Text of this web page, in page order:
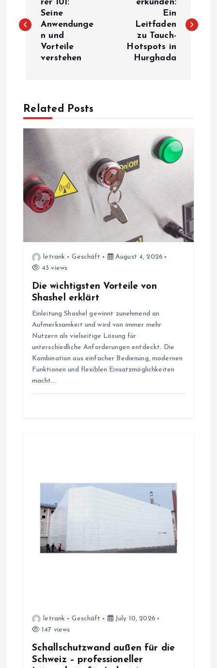
s
a
v
g
a
rer 101:
Seine
Anwendunge
n und
Vorteile
verstehen
erkunden:
Ein
Leitfaden
zu Tauch-
Hotspots in
Hurghada
Related Posts
letrank Geschäft
August 4, 2026
43 views
Die wichtigsten Vorteile von
Shashel erklärt
Einleitung Shashel gewinnt zunehmend an
Aufmerksamkeit und wird von immer mehr
Nutzern als vielseitige Lösung für
unterschiedliche Anforderungen entdeckt. Die
Kombination aus einfacher Bedienung, modernen
Funktionen und flexiblen Einsatzmöglichkeiten
macht…
letrank Geschäft
July 10, 2026
147 views
Schallschutzwand außen für die
Schweiz – professioneller